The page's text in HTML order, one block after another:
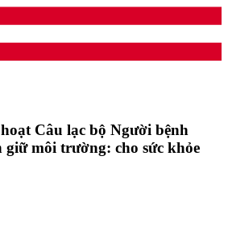
Câu lạc bộ Người bệnh
giữ môi trường: cho sức khỏe